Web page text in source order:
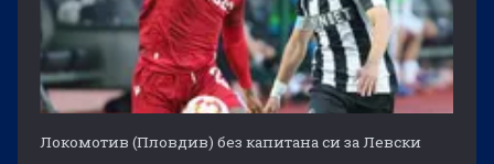
Локомотив (Пловдив) без капитана си за Левски